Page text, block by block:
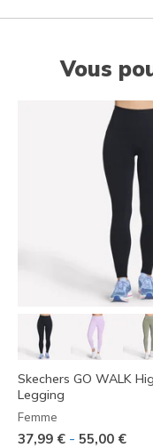
Vous
Skechers GO WALK
Legging
Femme
37,99 € - 55,00 €